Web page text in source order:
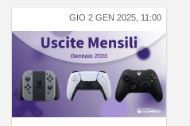
GIO 2 GEN 2025, 11:00